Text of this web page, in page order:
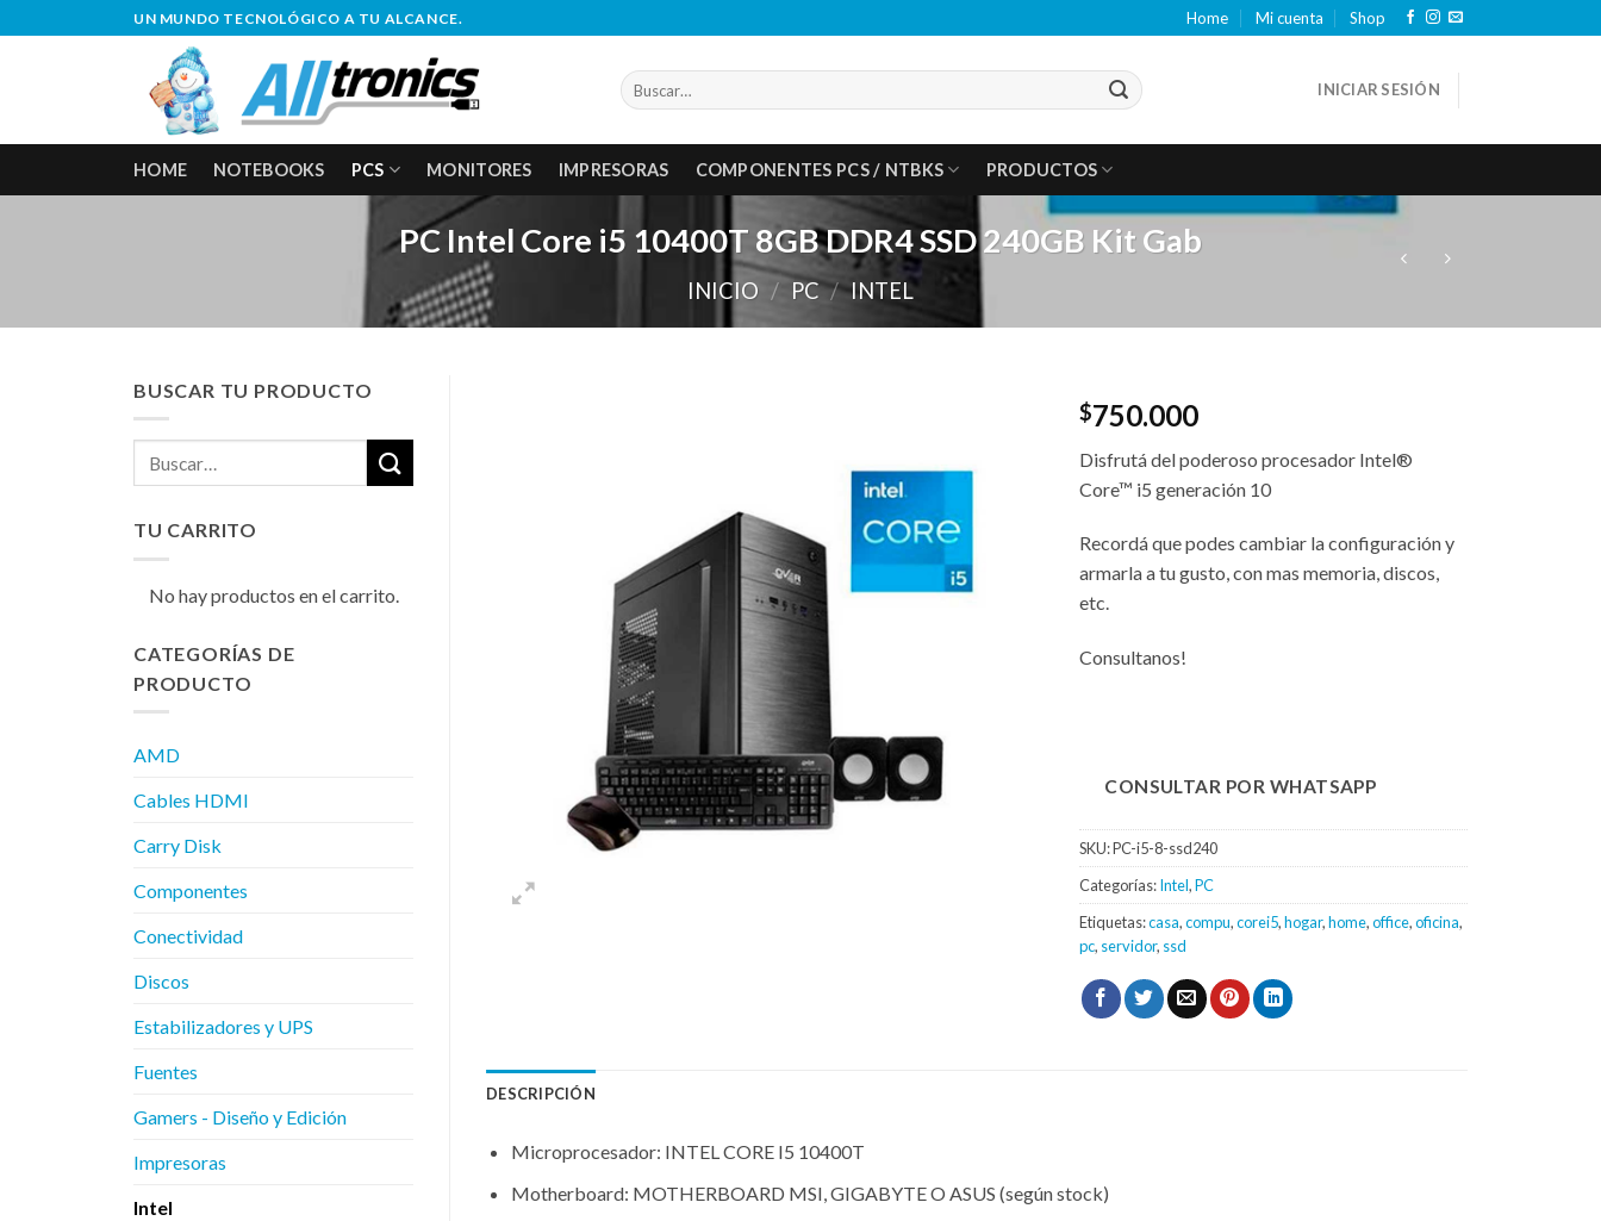
al
UN MUNDO TECNOLÓGICO A TU ALCANCE. Home Mi cuenta Shop
Buscar
por:
INICIAR SESIÓN
HOME NOTEBOOKS PCS MONITORES IMPRESORAS COMPONENTES PCS / NTBKS PRODUCTOS
PC Intel Core i5 10400T 8GB DDR4 SSD 240GB Kit Gab
INICIO / PC / INTEL
BUSCAR TU PRODUCTO
TU CARRITO
No hay productos en el carrito.
CATEGORÍAS DE
PRODUCTO
AMD
Cables HDMI
Carry Disk
Componentes
Conectividad
Discos
Estabilizadores y UPS
Fuentes
Gamers - Diseño y Edición
Impresoras
Intel
$750.000
Disfrutá del poderoso procesador Intel®
Core™ i5 generación 10
Recordá que podes cambiar la configuración y
armarla a tu gusto, con mas memoria, discos,
etc.
Consultanos!
CONSULTAR POR WHATSAPP
SKU:PC-i5-8-ssd240
Categorías:Intel,PC
Etiquetas:casa,compu,corei5,hogar,home,office,oficina,
pc, servidor, ssd
DESCRIPCIÓN
Microprocesador: INTEL CORE I5 10400T
Motherboard: MOTHERBOARD MSI, GIGABYTE O ASUS (según stock)